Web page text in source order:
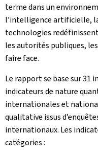
terme dans un
l’intelligence artificielle,
technologies
les autorités publiques,
faire face.
Le rapport se base sur 31
indicateurs de nature
internationales et
qualitative issus
internationaux. Les
catégories :